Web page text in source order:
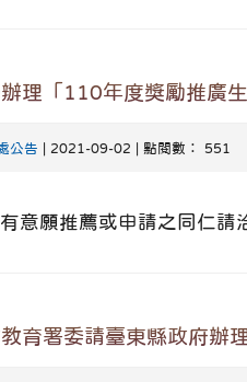
理「110年度獎勵推廣
公告 | 2021-09-02 | 點閱數： 551
願推薦或申請之同仁請
育署委請臺東縣政府辦